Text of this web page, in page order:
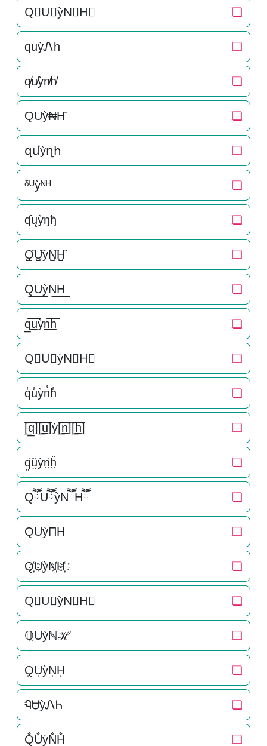
Q⃒U⃒ỳN⃒H⃒ ❏
quỳᏁh ❏
q̸u̸ỳn̸h̸ ❏
QUỳ₦Ҥ ❏
զմỳղհ ❏
ᵟᵁỳᴺᴴ ❏
ʠųỳŋђ ❏
Q̺͆U̺͆ỳN̺͆H̺͆ ❏
Q͟U͟ỳN͟H͟ ❏
q̲̅u̲̅ỳn̲̅h̲̅ ❏
Q⃣U⃣ỳN⃣H⃣ ❏
q̾u̾ỳn̾h̾ ❏
[̲̅q̲̅][̲̅u̲̅]ỳ[̲̅n̲̅][̲̅h̲̅] ❏
q̤̈ṳ̈ỳn̤̈ḧ̤ ❏
QཽUཽỳNཽHཽ ❏
QUỳΠH ❏
Q҉U҉ỳN҉H҉ ❏
Q⃜U⃜ỳN⃜H⃜ ❏
ℚUỳℕℋ ❏
Q͎U͎ỳN͎H͎ ❏
ᏄᏌỳᏁᏂ ❏
Q̐U̐ỳN̐H̐ ❏